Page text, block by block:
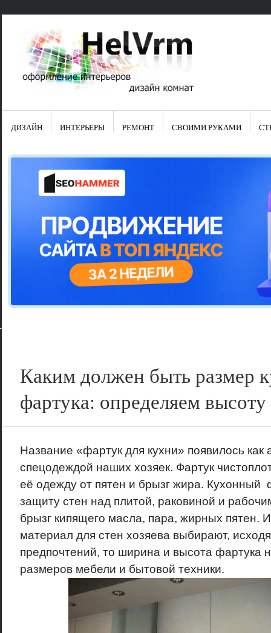
Свежие
Японские
Школа
Шьем
ДИЗАЙН ИНТЕРЬЕРЫ РЕМОНТ СВОИМИ РУКАМИ
Каким должен быть размер
фартука: определяем
Название «фартук для кухни» появилось как
спецодеждой наших хозяек. Фартук
её одежду от пятен и брызг жира. Кухонный
защиту стен над плитой, раковиной и
брызг кипящего масла, пара, жирных пятен.
материал для стен хозяева выбирают,
предпочтений, то ширина и высота фартука
размеров мебели и бытовой техники.